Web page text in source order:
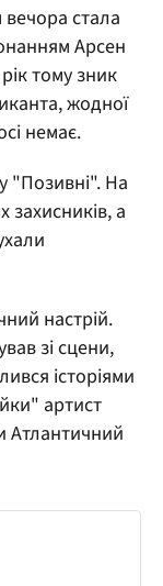
стала
Арсен
тому зник
жодної
немає.
"Позивні". На
захисників, а
настрій.
зі сцени,
історіями
артист
Атлантичний